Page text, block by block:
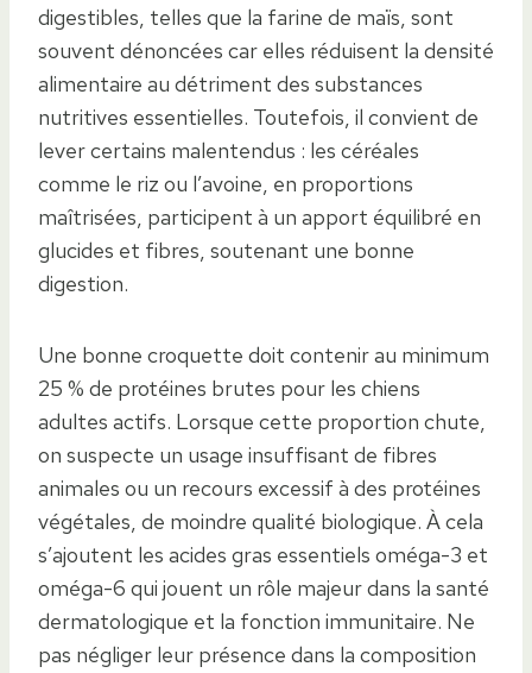
digestibles, telles que la farine de maïs, sont
souvent dénoncées car elles réduisent la densité
alimentaire au détriment des substances
nutritives essentielles. Toutefois, il convient de
lever certains malentendus : les céréales
comme le riz ou l’avoine, en proportions
maîtrisées, participent à un apport équilibré en
glucides et fibres, soutenant une bonne
digestion.
Une bonne croquette doit contenir au minimum
25 % de protéines brutes pour les chiens
adultes actifs. Lorsque cette proportion chute,
on suspecte un usage insuffisant de fibres
animales ou un recours excessif à des protéines
végétales, de moindre qualité biologique. À cela
s’ajoutent les acides gras essentiels oméga-3 et
oméga-6 qui jouent un rôle majeur dans la santé
dermatologique et la fonction immunitaire. Ne
pas négliger leur présence dans la composition